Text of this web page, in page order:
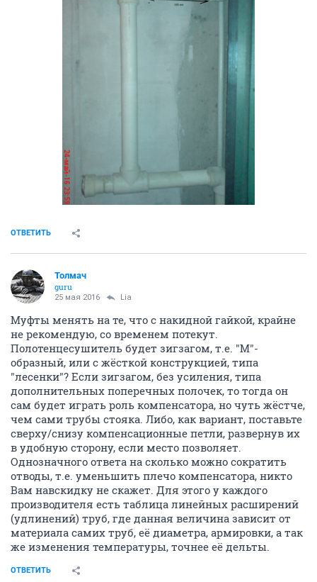
ОТВЕТИТЬ
Толмач
guru
25 мая 2016 Lia
Муфты менять на те, что с накидной гайкой, крайне
не рекомендую, со временем потекут.
Полотенцесушитель будет зигзагом, т.е. "М"-
образный, или с жёсткой конструкцией, типа
"лесенки"? Если зигзагом, без усиления, типа
дополнительных поперечных полочек, то тогда он
сам будет играть роль компенсатора, но чуть жёстче,
чем сами трубы стояка. Либо, как вариант, поставьте
сверху/снизу компенсационные петли, развернув их
в удобную сторону, если место позволяет.
Однозначного ответа на сколько можно сократить
отводы, т.е. уменьшить плечо компенсатора, никто
Вам навскидку не скажет. Для этого у каждого
производителя есть таблица линейных расширений
(удлинений) труб, где данная величина зависит от
материала самих труб, её диаметра, армировки, а так
же изменения температуры, точнее её дельты.
ОТВЕТИТЬ